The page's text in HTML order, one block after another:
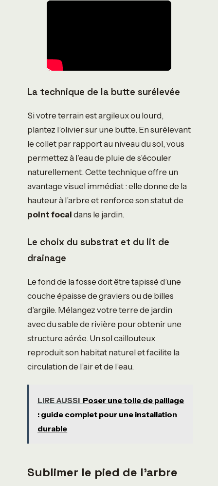
La technique de la butte surélevée
Si votre terrain est argileux ou lourd,
plantez l’olivier sur une butte. En surélevant
le collet par rapport au niveau du sol, vous
permettez à l’eau de pluie de s’écouler
naturellement. Cette technique offre un
avantage visuel immédiat : elle donne de la
hauteur à l’arbre et renforce son statut de
point focaldans le jardin.
Le choix du substrat et du lit de
drainage
Le fond de la fosse doit être tapissé d’une
couche épaisse de graviers ou de billes
d’argile. Mélangez votre terre de jardin
avec du sable de rivière pour obtenir une
structure aérée. Un sol caillouteux
reproduit son habitat naturel et facilite la
circulation de l’air et de l’eau.
LIRE AUSSI Poser une toile de paillage
: guide complet pour une installation
durable
Sublimer le pied de l’arbre